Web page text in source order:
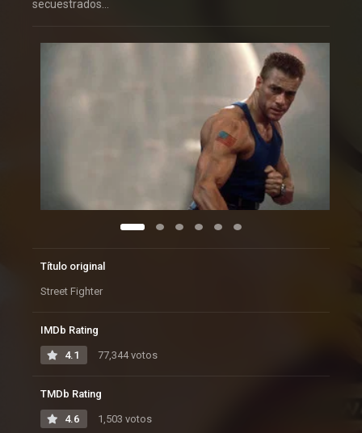
secuestrados…
Título original
Street Fighter
IMDb Rating
4.1 77,344 votos
TMDb Rating
4.6 1,503 votos